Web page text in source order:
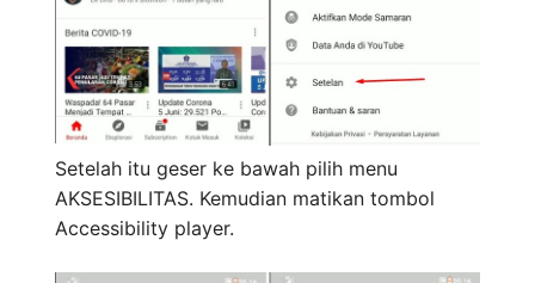
Setelah itu geser ke bawah pilih menu
AKSESIBILITAS. Kemudian matikan tombol
Accessibility player.